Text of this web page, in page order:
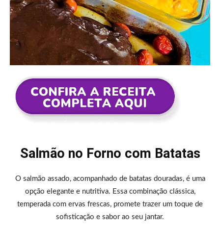
Salmão no Forno com Batatas
O salmão assado, acompanhado de batatas douradas, é uma
opção elegante e nutritiva. Essa combinação clássica,
temperada com ervas frescas, promete trazer um toque de
sofisticação e sabor ao seu jantar.